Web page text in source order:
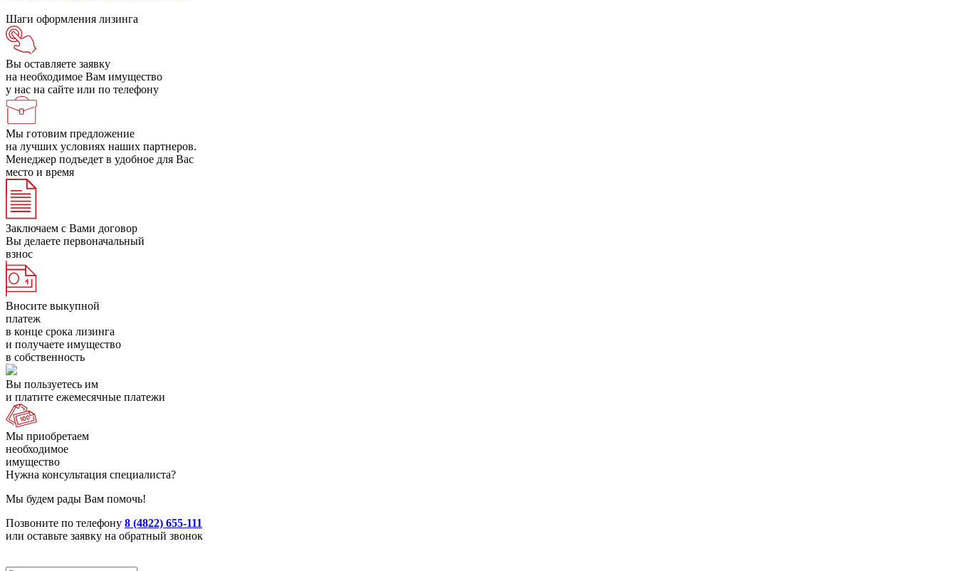
Шаги оформления лизинга
Вы оставляете заявку
на необходимое Вам имущество
у нас на сайте или по телефону
Мы готовим предложение
на лучших условиях наших партнеров.
Менеджер подъедет в удобное для Вас
место и время
Заключаем с Вами договор
Вы делаете первоначальный
взнос
Вносите выкупной
платеж
в конце срока лизинга
и получаете имущество
в собственность
Вы пользуетесь им
и платите ежемесячные платежи
Мы приобретаем
необходимое
имущество
Нужна консультация специалиста?
Мы будем рады Вам помочь!
Позвоните по телефону 8 (4822) 655-111
или оставьте заявку на обратный звонок